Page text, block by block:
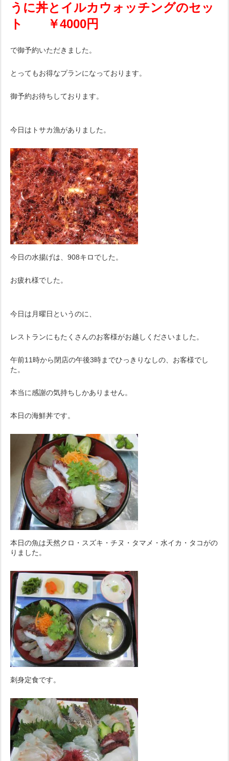
うに丼とイルカウォッチングのセッ
ト ￥4000円
で御予約いただきました。
とってもお得なプランになっております。
御予約お待ちしております。
今日はトサカ漁がありました。
今日の水揚げは、908キロでした。
お疲れ様でした。
今日は月曜日というのに、
レストランにもたくさんのお客様がお越しくださいました。
午前11時から閉店の午後3時までひっきりなしの、お客様でし
た。
本当に感謝の気持ちしかありません。
本日の海鮮丼です。
本日の魚は天然クロ・スズキ・チヌ・タマメ・水イカ・タコがの
りました。
刺身定食です。